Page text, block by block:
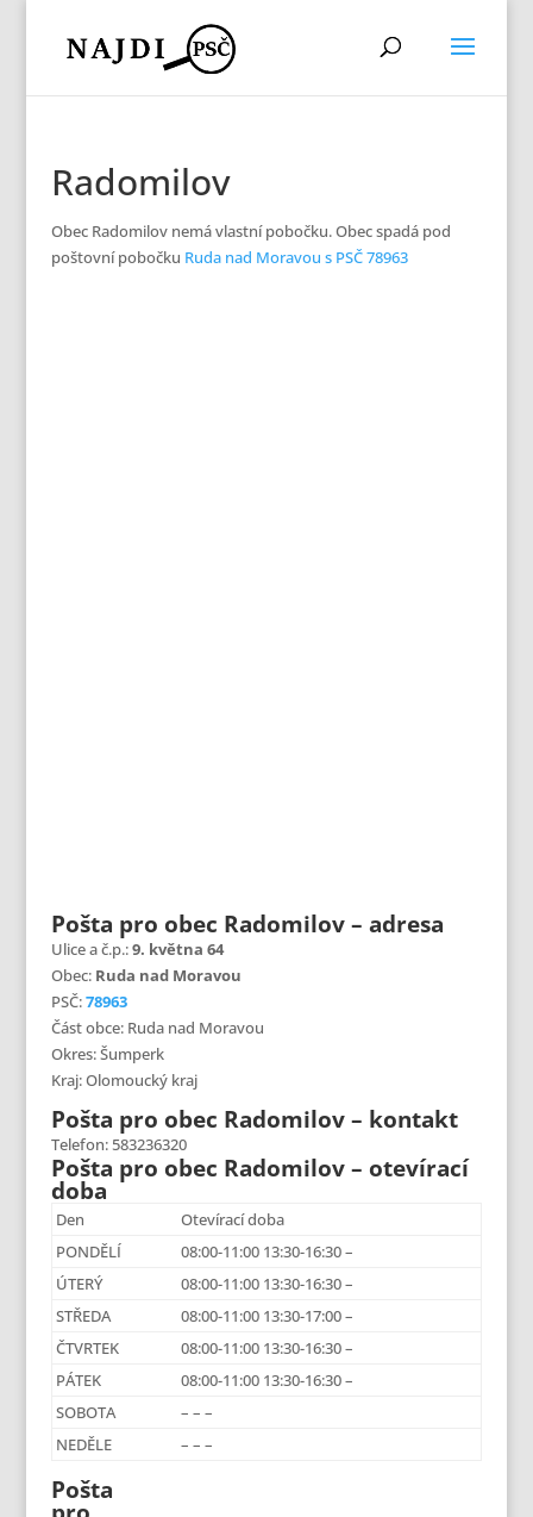
Radomilov
Obec Radomilov nemá vlastní pobočku. Obec spadá pod
poštovní pobočku Ruda nad Moravou s PSČ 78963
Pošta pro obec Radomilov – adresa
Ulice a č.p.:9. května 64
Obec: Ruda nad Moravou
PSČ:78963
Část obce: Ruda nad Moravou
Okres: Šumperk
Kraj: Olomoucký kraj
Pošta pro obec Radomilov – kontakt
Telefon: 583236320
Pošta pro obec Radomilov – otevírací
doba
Den
Otevírací doba
PONDĚLÍ
08:00-11:00 13:30-16:30 –
ÚTERÝ
08:00-11:00 13:30-16:30 –
STŘEDA
08:00-11:00 13:30-17:00 –
ČTVRTEK
08:00-11:00 13:30-16:30 –
PÁTEK
08:00-11:00 13:30-16:30 –
SOBOTA
– – –
NEDĚLE
– – –
Pošta